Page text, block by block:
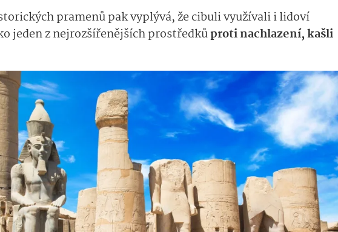
pramenů pak vyplývá, že cibuli využívali i lidoví
jeden z nejrozšířenějších prostředkůproti nachlazení, kašli